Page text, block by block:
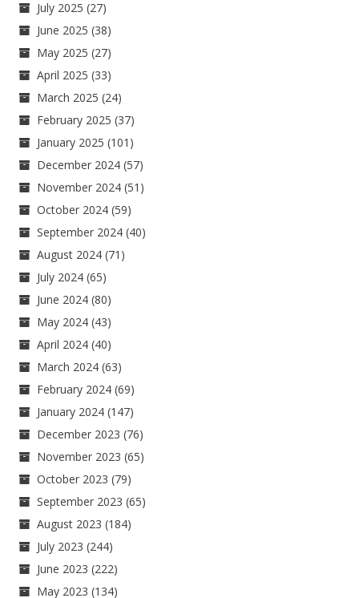
July 2025 (27)
June 2025 (38)
May 2025 (27)
April 2025 (33)
March 2025 (24)
February 2025 (37)
January 2025 (101)
December 2024 (57)
November 2024 (51)
October 2024 (59)
September 2024 (40)
August 2024 (71)
July 2024 (65)
June 2024 (80)
May 2024 (43)
April 2024 (40)
March 2024 (63)
February 2024 (69)
January 2024 (147)
December 2023 (76)
November 2023 (65)
October 2023 (79)
September 2023 (65)
August 2023 (184)
July 2023 (244)
June 2023 (222)
May 2023 (134)